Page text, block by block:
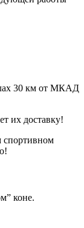
30 км от МКАД
их доставку!
спортивном
коне.